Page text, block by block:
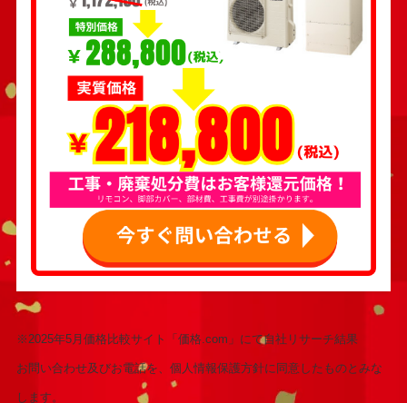
※2025年5月価格比較サイト「価格.com」にて自社リサーチ結果
お問い合わせ及びお電話を、個人情報保護方針に同意したものとみな
します。